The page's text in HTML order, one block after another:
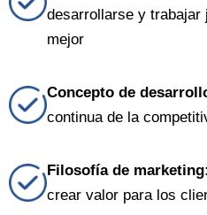
desarrollarse y trabajar
mejor
Concepto de
continua de la
Filosofía de marketing:
crear valor para los